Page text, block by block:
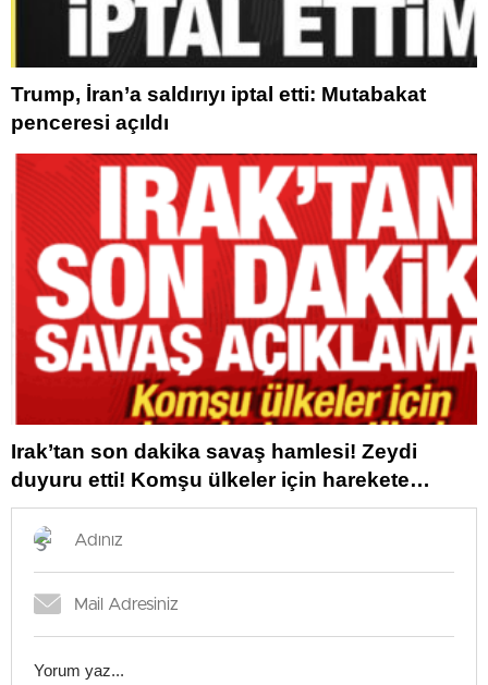
Trump, İran’a saldırıyı iptal etti: Mutabakat
penceresi açıldı
Irak’tan son dakika savaş hamlesi! Zeydi
duyuru etti! Komşu ülkeler için harekete
geçtiler